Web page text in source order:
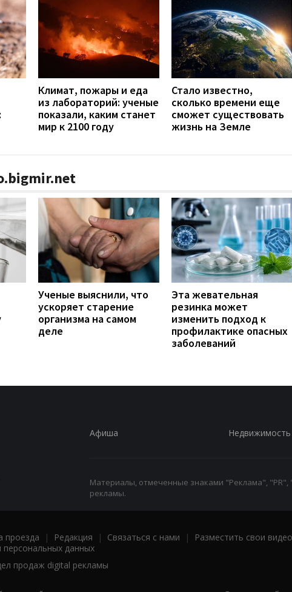
Климат, пожары и еда
из лабораторий: ученые
показали, каким станет
мир к 2100 году
Стало известно,
сколько времени еще
сможет существовать
жизнь на Земле
Ученые выяснили, что
ускоряет старение
организма на самом
деле
Эта жевательная
резинка может
изменить подход к
профилактике опасных
заболеваний
Афиша Недвижимость
Материалы, отмеченные знаками "Реклама",
рекламы.
проезда | Редакция | Связаться с нами | Разместить свои
данных
продаж digital рекламы